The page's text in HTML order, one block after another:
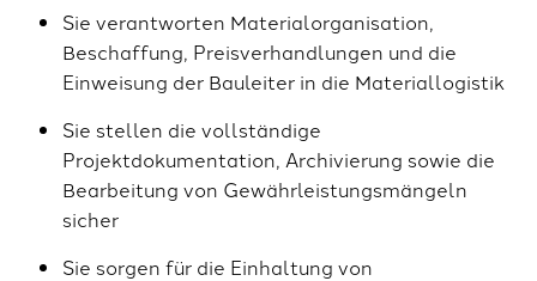
Sie verantworten Materialorganisation,
Beschaffung, Preisverhandlungen und die
Einweisung der Bauleiter in die Materiallogistik
Sie stellen die vollständige
Projektdokumentation, Archivierung sowie die
Bearbeitung von Gewährleistungsmängeln
sicher
Sie sorgen für die Einhaltung von